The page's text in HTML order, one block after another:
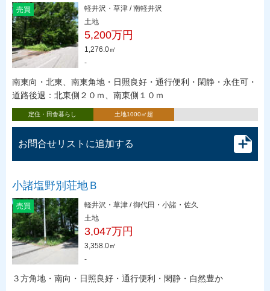
売買
軽井沢・草津 / 南軽井沢
土地
5,200万円
1,276.0㎡
-
南東向・北東、南東角地・日照良好・通行便利・閑静・永住可・
道路後退：北東側２０ｍ、南東側１０ｍ
定住・田舎暮らし 土地1000㎡超
お問合せリストに追加する
小諸塩野別荘地Ｂ
売買
軽井沢・草津 / 御代田・小諸・佐久
土地
3,047万円
3,358.0㎡
-
３方角地・南向・日照良好・通行便利・閑静・自然豊か